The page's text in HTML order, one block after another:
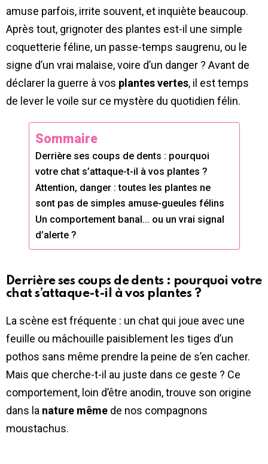
amuse parfois, irrite souvent, et inquiète beaucoup.
Après tout, grignoter des plantes est-il une simple
coquetterie féline, un passe-temps saugrenu, ou le
signe d’un vrai malaise, voire d’un danger ? Avant de
déclarer la guerre à vos plantes vertes, il est temps
de lever le voile sur ce mystère du quotidien félin.
Sommaire
Derrière ses coups de dents : pourquoi
votre chat s’attaque-t-il à vos plantes ?
Attention, danger : toutes les plantes ne
sont pas de simples amuse-gueules félins
Un comportement banal… ou un vrai signal
d’alerte ?
Derrière ses coups de dents : pourquoi votre
chat s’attaque-t-il à vos plantes ?
La scène est fréquente : un chat qui joue avec une
feuille ou mâchouille paisiblement les tiges d’un
pothos sans même prendre la peine de s’en cacher.
Mais que cherche-t-il au juste dans ce geste ? Ce
comportement, loin d’être anodin, trouve son origine
dans la nature même de nos compagnons
moustachus.